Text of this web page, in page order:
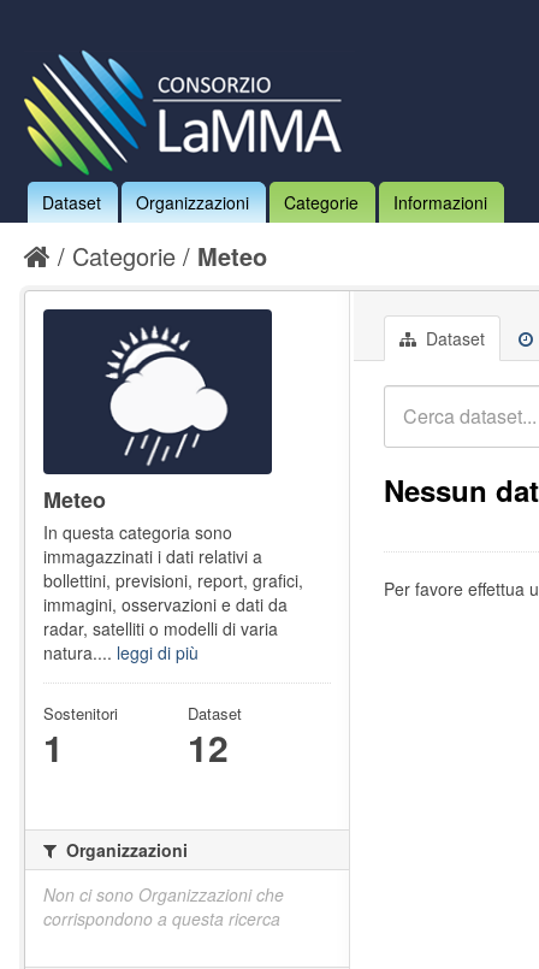
Dataset Organizzazioni Categorie Informazioni
Categorie Meteo
Dataset
Nessun
Per favore effettua
Meteo
In questa categoria sono
immagazzinati i dati relativi a
bollettini, previsioni, report, grafici,
immagini, osservazioni e dati da
radar, satelliti o modelli di varia
natura.... leggi di più
Sostenitori
1
Dataset
12
Organizzazioni
Non ci sono Organizzazioni che
corrispondono a questa ricerca